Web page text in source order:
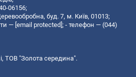
06156;
буд. 7, м. Київ, 01013;
— [email protected]; - телефон — (044)
ТОВ "Золота середина".